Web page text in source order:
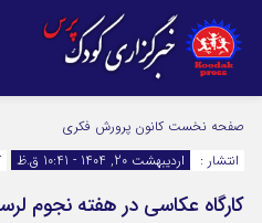
صفحه نخست کانون پرورش فکری
انتشار :
اردیبهشت 20, 1404 - 10:41 ق.ظ
کارگاه عکاسی در هفته نجوم